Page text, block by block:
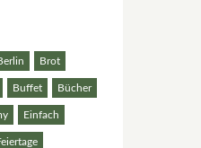
Brot
Buffet Bücher
Einfach